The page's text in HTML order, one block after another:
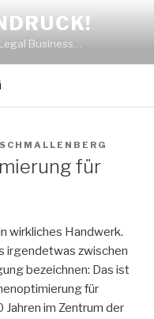
Business…
für
wirkliches Handwerk.
irgendetwas zwischen
bezeichnen: Das ist
für
im Zentrum der